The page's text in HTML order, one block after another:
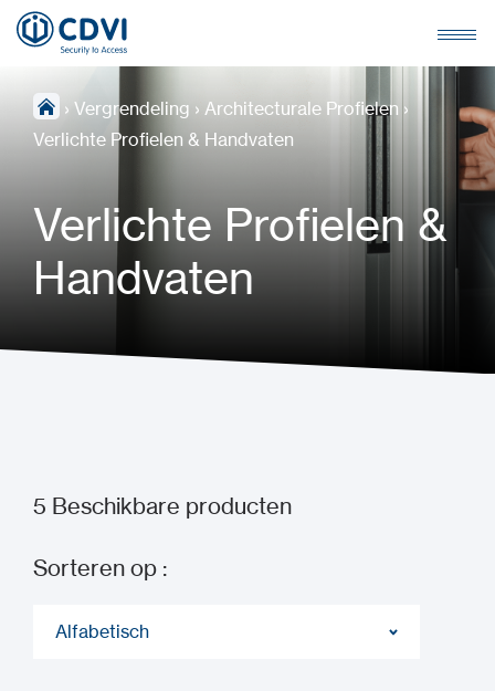
› Vergrendeling › Architecturale Profielen ›
Verlichte Profielen & Handvaten
Verlichte Profielen &
Handvaten
5 Beschikbare producten
Sorteren op :
Alfabetisch